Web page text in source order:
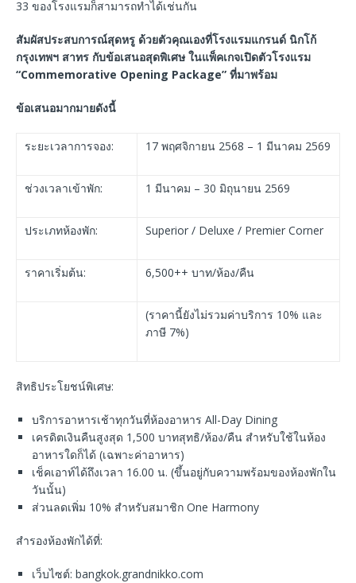
33 ของโรงแรมก็สามารถทำได้เช่นกัน
สัมผัสประสบการณ์สุดหรู ด้วยตัวคุณเองที่โรงแรมแกรนด์ นิกโก้
กรุงเทพฯ สาทร กับข้อเสนอสุดพิเศษ ในแพ็คเกจเปิดตัวโรงแรม
“Commemorative Opening Package” ที่มาพร้อม
ข้อเสนอมากมายดังนี้
ระยะเวลาการจอง: 17 พฤศจิกายน 2568 – 1 มีนาคม 2569
ช่วงเวลาเข้าพัก: 1 มีนาคม – 30 มิถุนายน 2569
ประเภทห้องพัก: Superior / Deluxe / Premier Corner
ราคาเริ่มต้น: 6,500++ บาท/ห้อง/คืน
(ราคานี้ยังไม่รวมค่าบริการ 10% และ
ภาษี 7%)
สิทธิประโยชน์พิเศษ:
บริการอาหารเช้าทุกวันที่ห้องอาหาร All-Day Dining
เครดิตเงินคืนสูงสุด 1,500 บาทสุทธิ/ห้อง/คืน สำหรับใช้ในห้อง
อาหารใดก็ได้ (เฉพาะค่าอาหาร)
เช็คเอาท์ได้ถึงเวลา 16.00 น. (ขึ้นอยู่กับความพร้อมของห้องพักใน
วันนั้น)
ส่วนลดเพิ่ม 10% สำหรับสมาชิก One Harmony
สำรองห้องพักได้ที่:
เว็บไซต์: bangkok.grandnikko.com